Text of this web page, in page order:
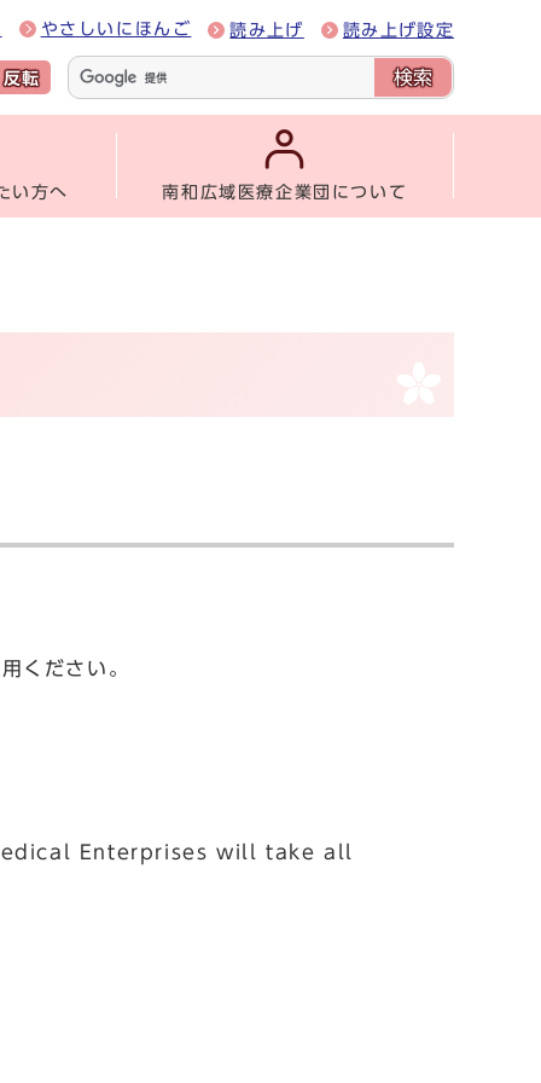
やさしいにほんご 読み上げ 読み上げ設定
反転 検索
い方へ 南和広域医療企業団について
ください。
Enterprises will take all